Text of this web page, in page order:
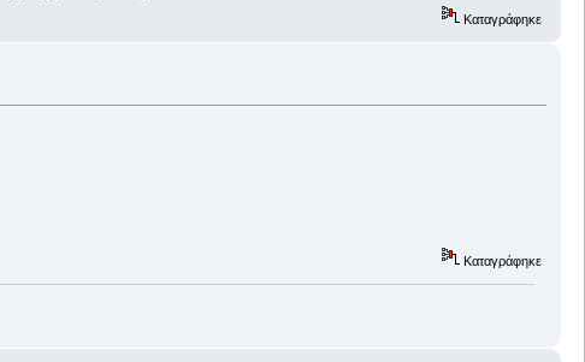
Καταγράφηκε
Καταγράφηκε